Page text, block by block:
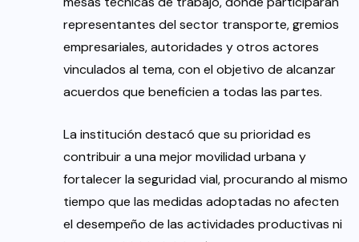
representantes del sector transporte, gremios
empresariales, autoridades y otros actores
vinculados al tema, con el objetivo de alcanzar
acuerdos que beneficien a todas las partes.
La institución destacó que su prioridad es
contribuir a una mejor movilidad urbana y
fortalecer la seguridad vial, procurando al mismo
tiempo que las medidas adoptadas no afecten
el desempeño de las actividades productivas ni